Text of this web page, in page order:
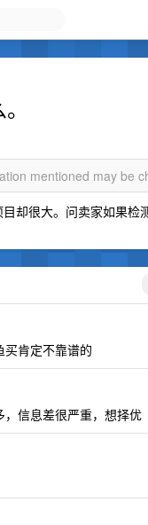
mentioned may be
却很大。问卖家如果
肯定不靠谱的
信息差很严重，想择优